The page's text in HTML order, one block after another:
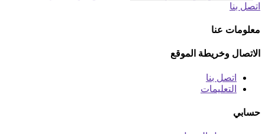
اتصل بنا
معلومات عنا
الاتصال وخريطة الموقع
اتصل بنا
التعليمات
حسابي